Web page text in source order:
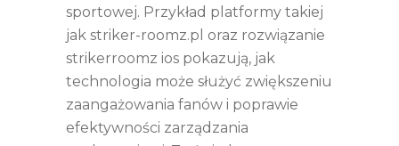
sportowej. Przykład platformy takiej
jak striker-roomz.pl oraz rozwiązanie
strikerroomz ios pokazują, jak
technologia może służyć zwiększeniu
zaangażowania fanów i poprawie
efektywności zarządzania